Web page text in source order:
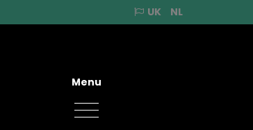
UK NL
Menu